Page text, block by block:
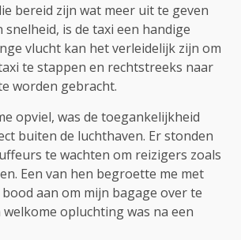
bereid zijn wat meer uit te geven
is de taxi een handige
vlucht kan het verleidelijk zijn om
te stappen en rechtstreeks naar
worden gebracht.
opviel, was de toegankelijkheid
buiten de luchthaven. Er stonden
te wachten om reizigers zoals
Een van hen begroette me met
aan om mijn bagage over te
welkome opluchting was na een